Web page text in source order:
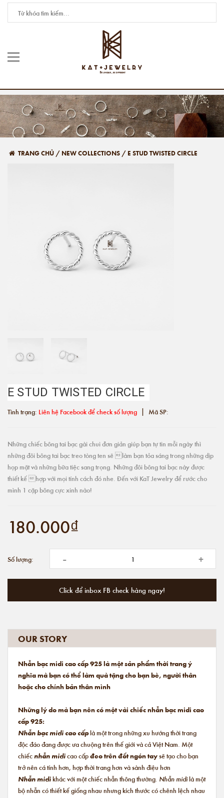
TRANG CHỦ / NEW COLLECTIONS / E STUD TWISTED CIRCLE
E STUD TWISTED CIRCLE
Tình trạng: Liên hệ Facebook để check số lượng | Mã SP:
Những chiếc bông tai bạc gài chui đơn giản giúp bạn tự tin mỗi ngày thì
những đôi bông tai bạc treo tòng ten sẽ làm bạn tỏa sáng trong những dịp
họp mặt và những bữa tiệc sang trọng. Những đôi bông tai bạc này được
thiết kế hợp với mọi tính cách đó nhe. Đến với KaT Jewelry để rước cho
mình 1 cặp bông cực xinh nào!
180.000₫
Số lượng: - +
Click để inbox FB check hàng ngay!
OUR STORY
Nhẫn bạc midi cao cấp 925 là một sản phẩm thời trang ý
nghĩa mà bạn có thể làm quà tặng cho bạn bè, người thân
hoặc cho chính bản thân mình
Những lý do mà bạn nên có một vài chiếc nhẫn bạc midi cao
cấp 925:
Nhẫn bạc midi cao cấplà một trong những xu hướng thời trang
độc đáo đang được ưa chuộng trên thế giới và cả Việt Nam. Một
chiếcnhẫn midicao cấpđeo trên đốt ngón taysẽ tạo cho bạn
trở nên cá tính hơn, hợp thời trang hơn và sành điệu hơn
Nhẫn midikhác với một chiếc nhẫn thông thường. Nhẫn midilà một
bộ nhẫn có thiết kế giống nhau nhưng kích thước có chênh lệch nhau